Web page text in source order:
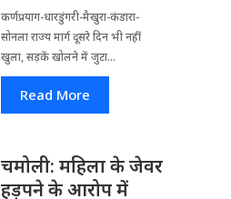
कर्णप्रयाग-धारडुंगरी-मैखुरा-कंडारा-
सोनला राज्य मार्ग दूसरे दिन भी नहीं
खुला, सड़कें खोलने में जुटा...
Read More
चमोली: महिला के जेवर
हड़पने के आरोप में